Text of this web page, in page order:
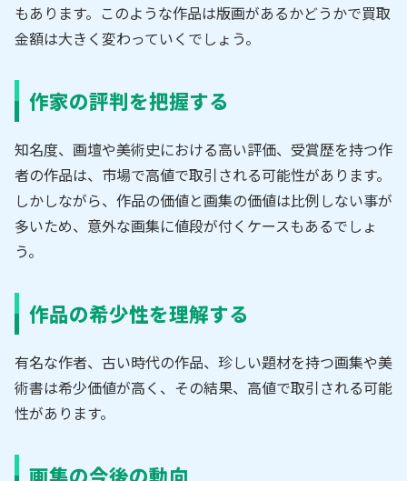
もあります。このような作品は版画があるかどうかで買取
金額は大きく変わっていくでしょう。
作家の評判を把握する
知名度、画壇や美術史における高い評価、受賞歴を持つ作
者の作品は、市場で高値で取引される可能性があります。
しかしながら、作品の価値と画集の価値は比例しない事が
多いため、意外な画集に値段が付くケースもあるでしょ
う。
作品の希少性を理解する
有名な作者、古い時代の作品、珍しい題材を持つ画集や美
術書は希少価値が高く、その結果、高値で取引される可能
性があります。
画集の今後の動向